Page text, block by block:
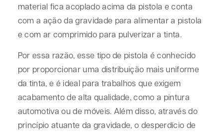
material fica acoplado acima da pistola e conta
com a ação da gravidade para alimentar a pistola
e com ar comprimido para pulverizar a tinta.
Por essa razão, esse tipo de pistola é conhecido
por proporcionar uma distribuição mais uniforme
da tinta, e é ideal para trabalhos que exigem
acabamento de alta qualidade, como a pintura
automotiva ou de móveis. Além disso, através do
princípio atuante da gravidade, o desperdício de